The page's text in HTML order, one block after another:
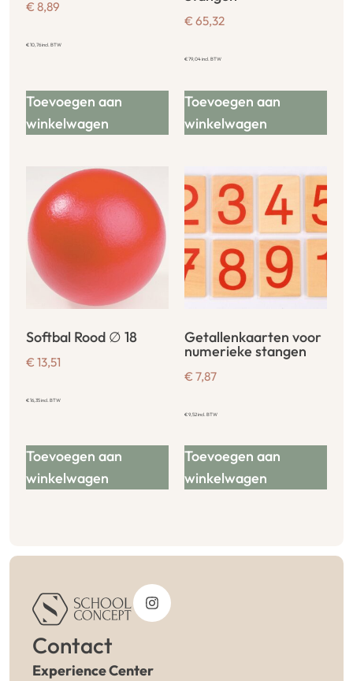
€ 8,89
€10,76incl. BTW
Toevoegen aan
winkelwagen
€ 65,32
€79,04incl. BTW
Toevoegen aan
winkelwagen
Softbal Rood ∅ 18
€ 13,51
€16,35incl. BTW
Toevoegen aan
winkelwagen
Getallenkaarten voor
numerieke stangen
€ 7,87
€9,52incl. BTW
Toevoegen aan
winkelwagen
Contact
Experience Center